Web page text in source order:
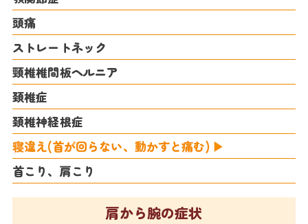
頭痛
ストレートネック
頸椎椎間板ヘルニア
頚椎症
頚椎神経根症
寝違え(首が回らない、動かすと痛む)
首こり、肩こり
肩から腕の症状